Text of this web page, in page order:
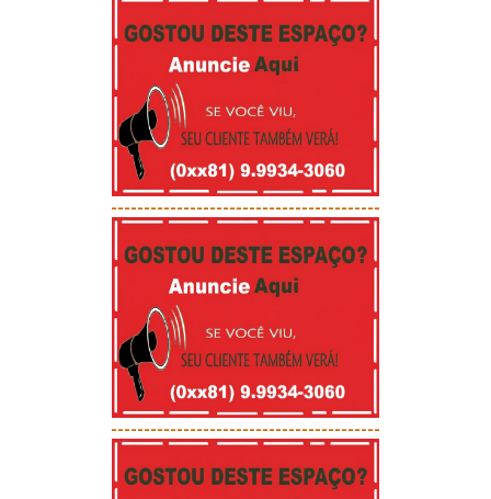
-----------------------------------------
-----------------------------------------